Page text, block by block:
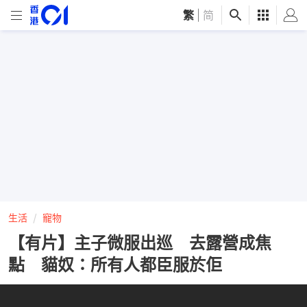
繁 简
生活 寵物
【有片】主子微服出巡 去露營成焦
點 貓奴：所有人都臣服於佢